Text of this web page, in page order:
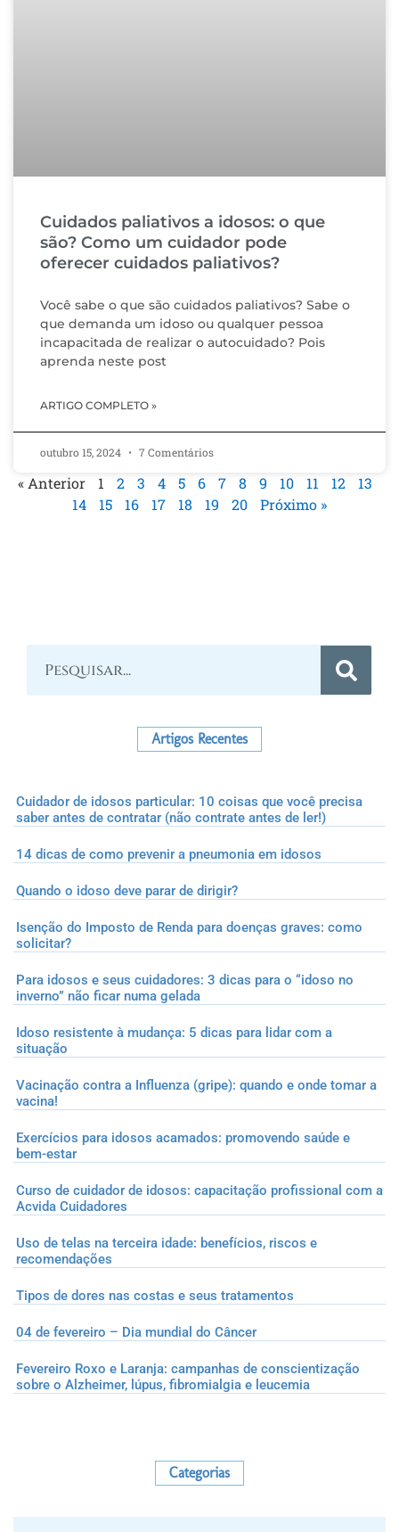
Cuidados paliativos a idosos: o que
são? Como um cuidador pode
oferecer cuidados paliativos?
Você sabe o que são cuidados paliativos? Sabe o
que demanda um idoso ou qualquer pessoa
incapacitada de realizar o autocuidado? Pois
aprenda neste post
ARTIGO COMPLETO »
outubro 15, 2024 7 Comentários
« Anterior 1 2 3 4 5 6 7 8 9 10 11 12
13
14
15 16 17 18 19 20 Próximo »
Artigos Recentes
Cuidador de idosos particular: 10 coisas que você precisa
saber antes de contratar (não contrate antes de ler!)
14 dicas de como prevenir a pneumonia em idosos
Quando o idoso deve parar de dirigir?
Isenção do Imposto de Renda para doenças graves: como
solicitar?
Para idosos e seus cuidadores: 3 dicas para o “idoso no
inverno” não ficar numa gelada
Idoso resistente à mudança: 5 dicas para lidar com a
situação
Vacinação contra a Influenza (gripe): quando e onde tomar a
vacina!
Exercícios para idosos acamados: promovendo saúde e
bem-estar
Curso de cuidador de idosos: capacitação profissional com a
Acvida Cuidadores
Uso de telas na terceira idade: benefícios, riscos e
recomendações
Tipos de dores nas costas e seus tratamentos
04 de fevereiro – Dia mundial do Câncer
Fevereiro Roxo e Laranja: campanhas de conscientização
sobre o Alzheimer, lúpus, fibromialgia e leucemia
Categorias